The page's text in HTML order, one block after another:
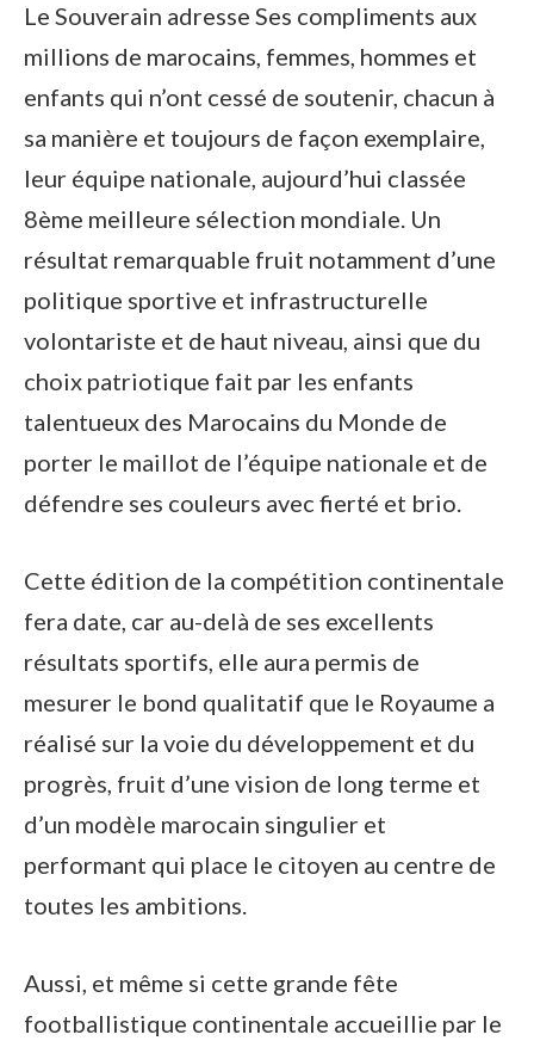
Le Souverain adresse Ses compliments aux
millions de marocains, femmes, hommes et
enfants qui n’ont cessé de soutenir, chacun à
sa manière et toujours de façon exemplaire,
leur équipe nationale, aujourd’hui classée
8ème meilleure sélection mondiale. Un
résultat remarquable fruit notamment d’une
politique sportive et infrastructurelle
volontariste et de haut niveau, ainsi que du
choix patriotique fait par les enfants
talentueux des Marocains du Monde de
porter le maillot de l’équipe nationale et de
défendre ses couleurs avec fierté et brio.
Cette édition de la compétition continentale
fera date, car au-delà de ses excellents
résultats sportifs, elle aura permis de
mesurer le bond qualitatif que le Royaume a
réalisé sur la voie du développement et du
progrès, fruit d’une vision de long terme et
d’un modèle marocain singulier et
performant qui place le citoyen au centre de
toutes les ambitions.
Aussi, et même si cette grande fête
footballistique continentale accueillie par le